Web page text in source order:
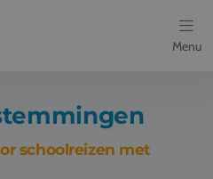
Menu
schoolreizen met